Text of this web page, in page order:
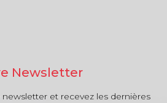
Newsletter
et recevez les dernières